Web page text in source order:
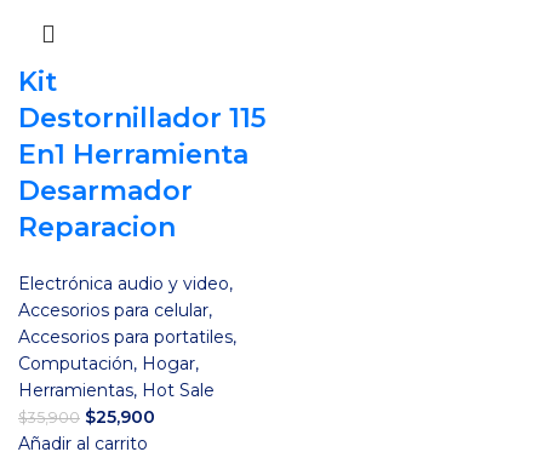
Kit
Destornillador 115
En1 Herramienta
Desarmador
Reparacion
Electrónica audio y video,
Accesorios para celular,
Accesorios para portatiles,
Computación, Hogar,
Herramientas, Hot Sale
$35,900 El
precio
$25,900
Añadir al carrito